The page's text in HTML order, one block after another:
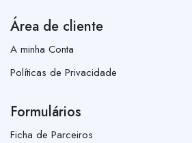
Área de cliente
A minha Conta
Políticas de Privacidade
Formulários
Ficha de Parceiros